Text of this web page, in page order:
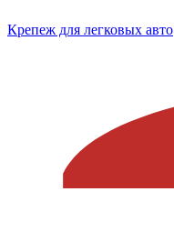
Крепеж для легковых авто